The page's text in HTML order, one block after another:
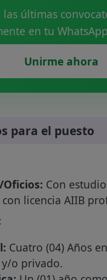
las últimas
en tu
Unirme ahora
para el puesto
Con
licencia AIIB
Cuatro (04) Años
o privado.